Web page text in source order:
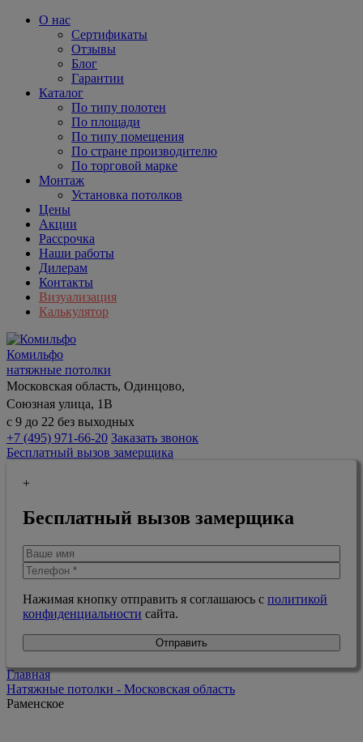
О нас
Сертификаты
Отзывы
Блог
Гарантии
Каталог
По типу полотен
По площади
По типу помещения
По стране производителю
По торговой марке
Монтаж
Установка потолков
Цены
Акции
Рассрочка
Наши работы
Дилерам
Контакты
Визуализация
Калькулятор
Комильфо
натяжные потолки
Московская область, Одинцово,
Союзная улица, 1В
с 9 до 22 без выходных
+7 (495) 971-66-20 Заказать звонок
Бесплатный вызов замерщика
+
Бесплатный вызов замерщика
Нажимая кнопку отправить я соглашаюсь с политикой
конфиденциальности сайта.
Отправить
Главная
Натяжные потолки - Московская область
Раменское